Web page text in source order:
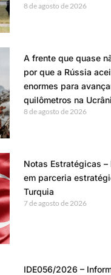
8 de agosto de 2026
A frente que quase
por que a Rússia
enormes para
quilômetros na
8 de agosto de 2026
Notas Estratégicas –
em parceria
Turquia
7 de agosto de 2026
IDE056/2026 –